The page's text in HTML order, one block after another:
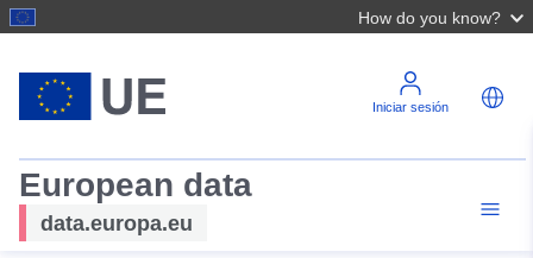
How do you know?
Iniciar sesión
European data
data.europa.eu